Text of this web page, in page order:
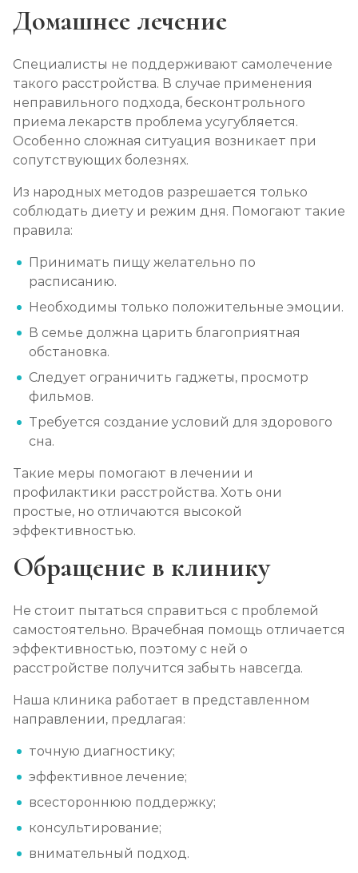
Домашнее лечение
Специалисты не поддерживают самолечение
такого расстройства. В случае применения
неправильного подхода, бесконтрольного
приема лекарств проблема усугубляется.
Особенно сложная ситуация возникает при
сопутствующих болезнях.
Из народных методов разрешается только
соблюдать диету и режим дня. Помогают такие
правила:
Принимать пищу желательно по
расписанию.
Необходимы только положительные эмоции.
В семье должна царить благоприятная
обстановка.
Следует ограничить гаджеты, просмотр
фильмов.
Требуется создание условий для здорового
сна.
Такие меры помогают в лечении и
профилактики расстройства. Хоть они
простые, но отличаются высокой
эффективностью.
Обращение в клинику
Не стоит пытаться справиться с проблемой
самостоятельно. Врачебная помощь отличается
эффективностью, поэтому с ней о
расстройстве получится забыть навсегда.
Наша клиника работает в представленном
направлении, предлагая:
точную диагностику;
эффективное лечение;
всестороннюю поддержку;
консультирование;
внимательный подход.